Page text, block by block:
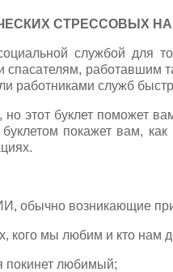
СТРЕССОВЫХ
службой для
спасателям, работавшим
работниками служб
этот буклет поможет вам
покажет вам,
возникающие при
кого мы любим и кто нам
покинет любимый;